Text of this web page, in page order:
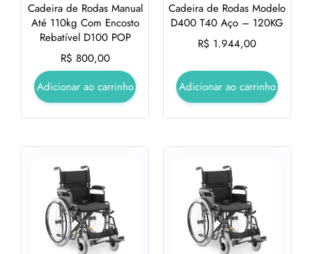
Cadeira de Rodas Manual
Até 110kg Com Encosto
Rebatível D100 POP
R$ 800,00
Adicionar ao carrinho
Cadeira de Rodas Modelo
D400 T40 Aço – 120KG
R$ 1.944,00
Adicionar ao carrinho